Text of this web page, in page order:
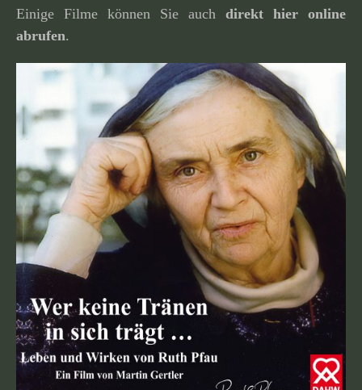
Einige Filme können Sie auch direkt hier online
abrufen.